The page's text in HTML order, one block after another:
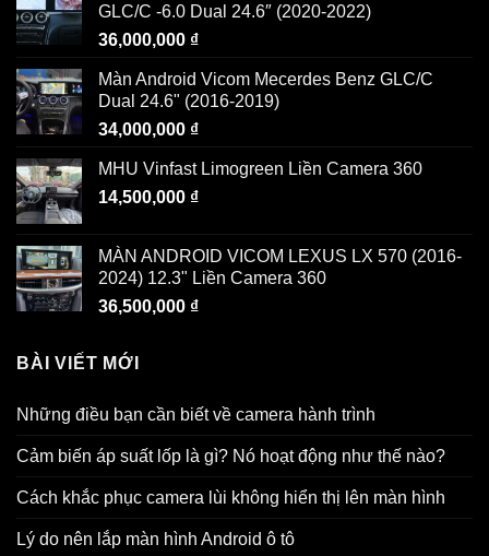
GLC/C -6.0 Dual 24.6″ (2020-2022)
36,000,000 ₫
Màn Android Vicom Mecerdes Benz GLC/C
Dual 24.6" (2016-2019)
34,000,000 ₫
MHU Vinfast Limogreen Liền Camera 360
14,500,000 ₫
MÀN ANDROID VICOM LEXUS LX 570 (2016-
2024) 12.3" Liền Camera 360
36,500,000 ₫
BÀI VIẾT MỚI
Những điều bạn cần biết về camera hành trình
Cảm biến áp suất lốp là gì? Nó hoạt động như thế nào?
Cách khắc phục camera lùi không hiển thị lên màn hình
Lý do nên lắp màn hình Android ô tô